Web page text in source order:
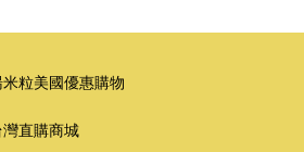
粒美國優惠購物
直購商城